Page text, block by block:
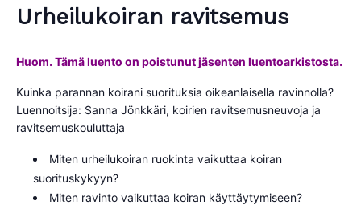
Urheilukoiran ravitsemus
Huom. Tämä luento on poistunut jäsenten luentoarkistosta.
Kuinka parannan koirani suorituksia oikeanlaisella ravinnolla?
Luennoitsija: Sanna Jönkkäri, koirien ravitsemusneuvoja ja
ravitsemuskouluttaja
Miten urheilukoiran ruokinta vaikuttaa koiran
suorituskykyyn?
Miten ravinto vaikuttaa koiran käyttäytymiseen?